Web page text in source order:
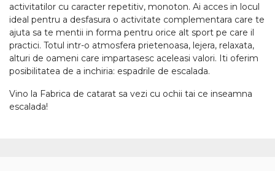
activitatilor cu caracter repetitiv, monoton. Ai acces in locul
ideal pentru a desfasura o activitate complementara care te
ajuta sa te mentii in forma pentru orice alt sport pe care il
practici. Totul intr-o atmosfera prietenoasa, lejera, relaxata,
alturi de oameni care impartasesc aceleasi valori. Iti oferim
posibilitatea de a inchiria: espadrile de escalada.
Vino la Fabrica de catarat sa vezi cu ochii tai ce inseamna
escalada!